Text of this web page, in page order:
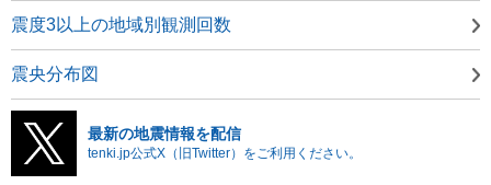
震度3以上の地域別観測回数
震央分布図
最新の地震情報を配信
tenki.jp公式X（旧Twitter）をご利用ください。